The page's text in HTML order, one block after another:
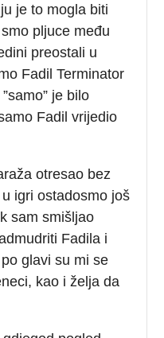
je to mogla biti
pljuce među
preostali u
Fadil Terminator
je bilo
Fadil vrijedio
otresao bez
igri ostadosmo još
sam smišljao
Fadila i
glavi su mi se
kao i želja da